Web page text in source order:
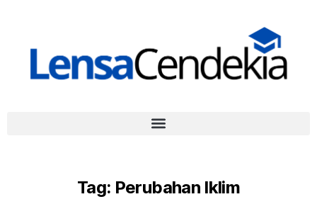
Tag: Perubahan Iklim